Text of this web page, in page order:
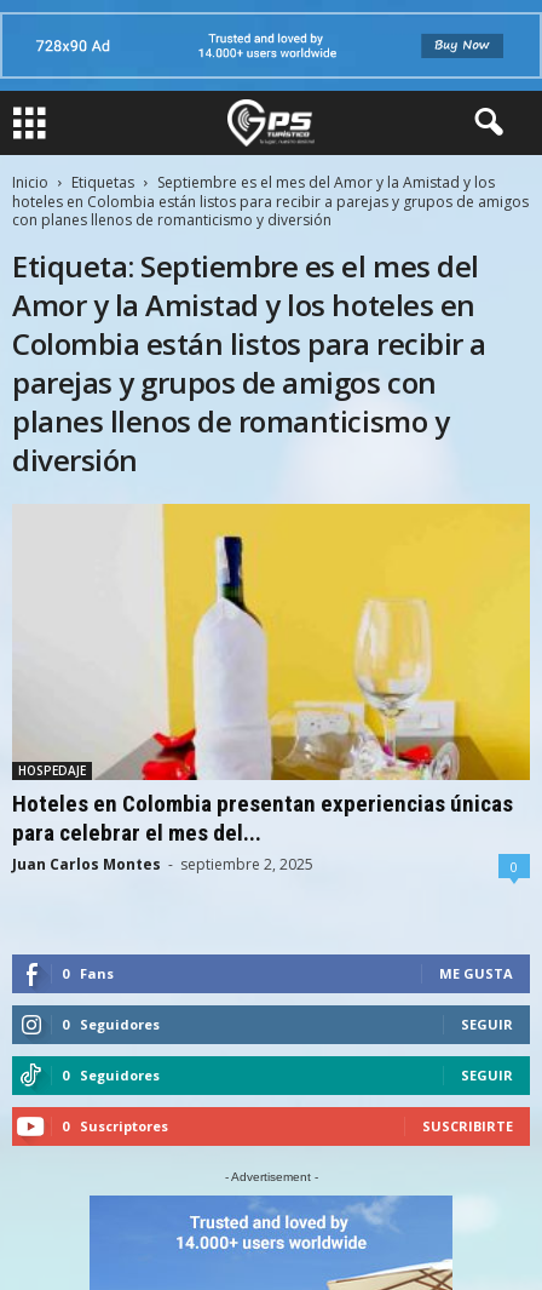
Inicio Etiquetas
Septiembre es el mes del Amor y la Amistad y los
hoteles en Colombia están listos para recibir a parejas y grupos de amigos
con planes llenos de romanticismo y diversión
Etiqueta: Septiembre es el mes del
Amor y la Amistad y los hoteles en
Colombia están listos para recibir a
parejas y grupos de amigos con
planes llenos de romanticismo y
diversión
HOSPEDAJE
Hoteles en Colombia presentan experiencias únicas
para celebrar el mes del...
Juan Carlos Montes - septiembre 2, 2025 0
0 Fans ME GUSTA
0 Seguidores SEGUIR
0 Seguidores SEGUIR
0 Suscriptores SUSCRIBIRTE
- Advertisement -